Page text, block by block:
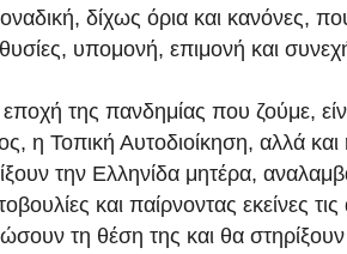
δίχως όρια και κανόνες,
υπομονή, επιμονή και
της πανδημίας που ζούμε,
η Τοπική Αυτοδιοίκηση, αλλά και
την Ελληνίδα μητέρα,
και παίρνοντας εκείνες
τη θέση της και θα